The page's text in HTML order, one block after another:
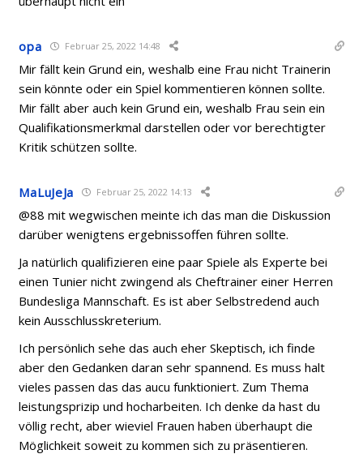
opa Februar 25, 2022 14:48
Mir fällt kein Grund ein, weshalb eine Frau nicht Trainerin
sein könnte oder ein Spiel kommentieren können sollte.
Mir fällt aber auch kein Grund ein, weshalb Frau sein ein
Qualifikationsmerkmal darstellen oder vor berechtigter
Kritik schützen sollte.
MaLuJeJa Februar 25, 2022 14:13
@88 mit wegwischen meinte ich das man die Diskussion
darüber wenigtens ergebnissoffen führen sollte.
Ja natürlich qualifizieren eine paar Spiele als Experte bei
einen Tunier nicht zwingend als Cheftrainer einer Herren
Bundesliga Mannschaft. Es ist aber Selbstredend auch
kein Ausschlusskreterium.
Ich persönlich sehe das auch eher Skeptisch, ich finde
aber den Gedanken daran sehr spannend. Es muss halt
vieles passen das das aucu funktioniert. Zum Thema
leistungsprizip und hocharbeiten. Ich denke da hast du
völlig recht, aber wieviel Frauen haben überhaupt die
Möglichkeit soweit zu kommen sich zu präsentieren.